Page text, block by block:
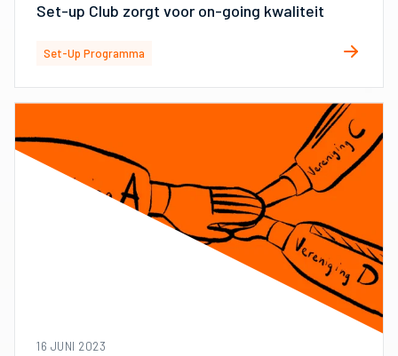
Set-up Club zorgt voor on-going kwaliteit
Set-Up Programma
16 JUNI 2023